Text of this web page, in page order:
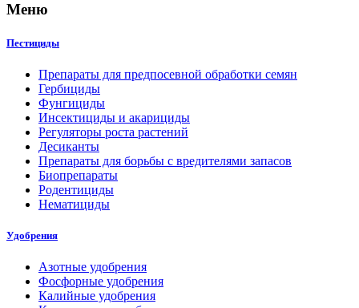
Меню
Пестициды
Препараты для предпосевной обработки семян
Гербициды
Фунгициды
Инсектициды и акарициды
Регуляторы роста растений
Десиканты
Препараты для борьбы с вредителями запасов
Биопрепараты
Родентициды
Нематициды
Удобрения
Азотные удобрения
Фосфорные удобрения
Калийные удобрения